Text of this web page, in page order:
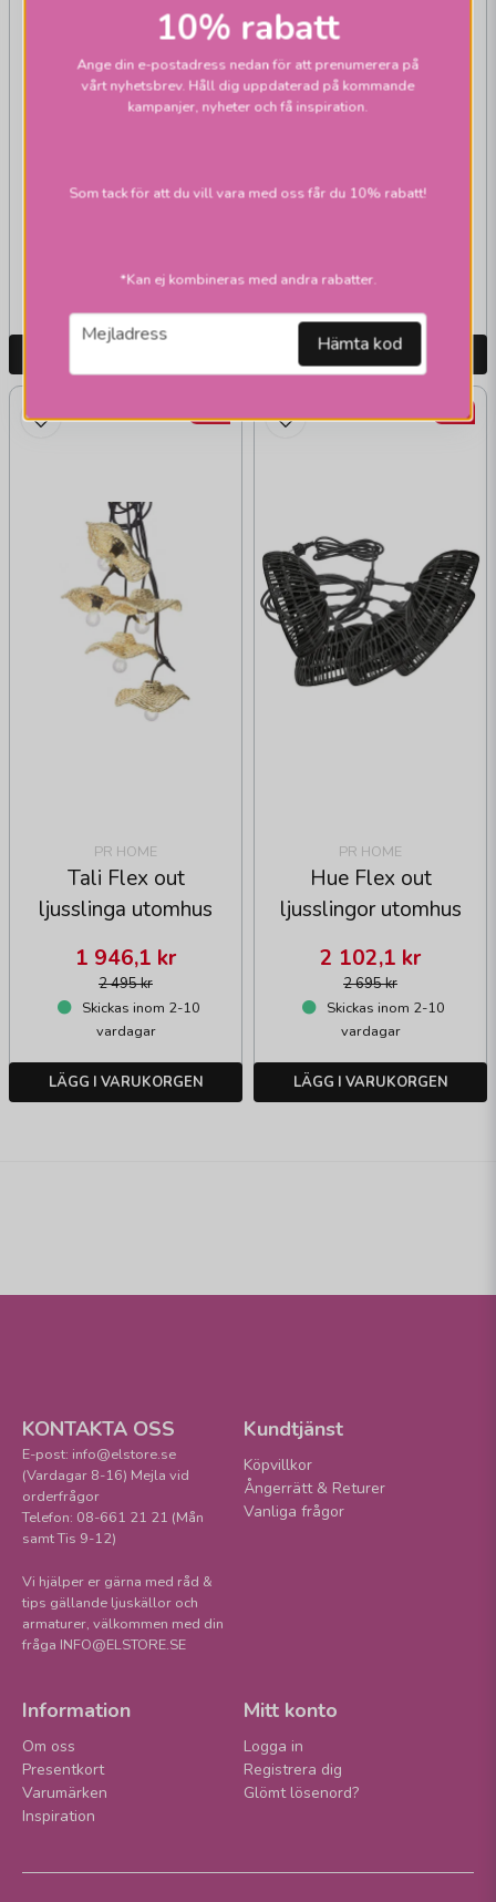
Skickas inom 2-10
ljusslingor outdoor
Skickas inom 2-10
LÄGG I VARUKORGEN
PR HOME
Tali Flex out
ljusslinga utomhus
2 495 kr
1 946,1 kr
Skickas inom 2-10
vardagar
LÄGG I VARUKORGEN
PR HOME
Hue Flex out
ljusslingor utomhus
2 695 kr
2 102,1 kr
Skickas inom 2-10
vardagar
LÄGG I VARUKORGEN
10% rabatt
Ange din e-postadress nedan för att prenumerera på
vårt nyhetsbrev. Håll dig uppdaterad på kommande
kampanjer, nyheter och få inspiration.
Som tack för att du vill vara med oss får du 10% rabatt!
*Kan ej kombineras med andra rabatter.
email
Mejladress Hämta kod
KONTAKTA OSS
E-post: info@elstore.se
(Vardagar 8-16) Mejla vid
orderfrågor
Telefon: 08-661 21 21 (Mån
samt Tis 9-12)
Vi hjälper er gärna med råd &
tips gällande ljuskällor och
armaturer, välkommen med din
fråga INFO@ELSTORE.SE
Kundtjänst
Köpvillkor
Ångerrätt & Returer
Vanliga frågor
Information
Om oss
Presentkort
Varumärken
Inspiration
Mitt konto
Logga in
Registrera dig
Glömt lösenord?